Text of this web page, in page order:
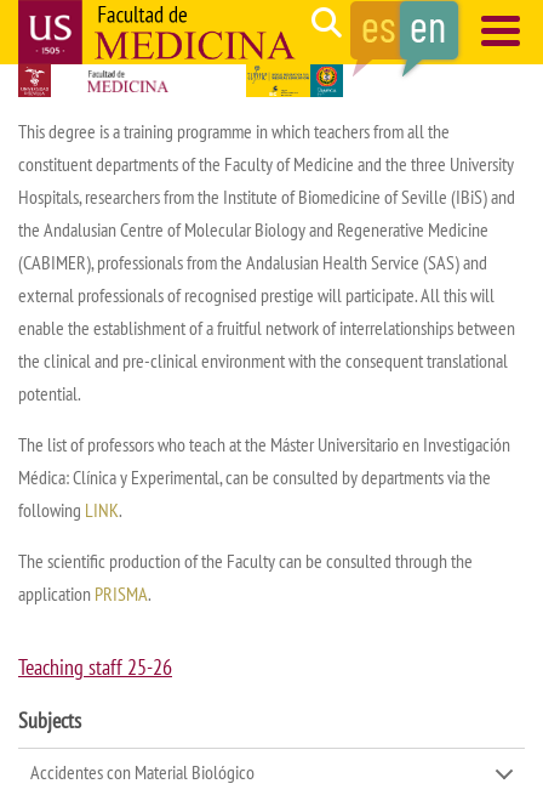
main
Search
Navegación
principal
This degree is a training programme in which teachers from all the
constituent departments of the Faculty of Medicine and the three University
Hospitals, researchers from the Institute of Biomedicine of Seville (IBiS) and
the Andalusian Centre of Molecular Biology and Regenerative Medicine
(CABIMER), professionals from the Andalusian Health Service (SAS) and
external professionals of recognised prestige will participate. All this will
enable the establishment of a fruitful network of interrelationships between
the clinical and pre-clinical environment with the consequent translational
potential.
The list of professors who teach at the Máster Universitario en Investigación
Médica: Clínica y Experimental, can be consulted by departments via the
following LINK.
The scientific production of the Faculty can be consulted through the
application PRISMA.
Teaching staff 25-26
Subjects
Accidentes con Material Biológico